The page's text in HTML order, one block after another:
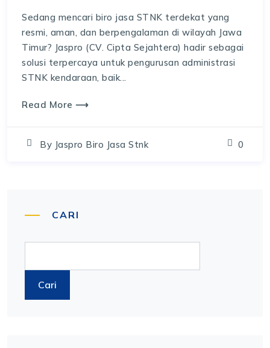
Sedang mencari biro jasa STNK terdekat yang
resmi, aman, dan berpengalaman di wilayah Jawa
Timur? Jaspro (CV. Cipta Sejahtera) hadir sebagai
solusi terpercaya untuk pengurusan administrasi
STNK kendaraan, baik...
Read More ⟶
By Jaspro Biro Jasa Stnk 0
CARI
Cari